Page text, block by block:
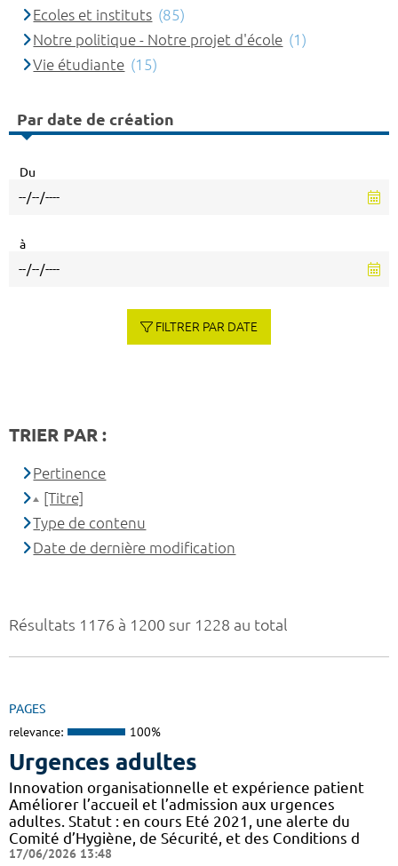
Résultats 1176 à 1200 sur 1228 au total
PAGES
relevance: 100%
Urgences adultes
Innovation organisationnelle et expérience patient
Améliorer l’accueil et l’admission aux urgences
adultes. Statut : en cours Eté 2021, une alerte du
Comité d’Hygiène, de Sécurité, et des Conditions d
17/06/2026 13:48
Ecoles et instituts (85)
Notre politique - Notre projet d'école (1)
Vie étudiante (15)
Par date de création
Du
à
FILTRER PAR DATE
TRIER PAR :
Pertinence
[Titre]
Type de contenu
Date de dernière modification